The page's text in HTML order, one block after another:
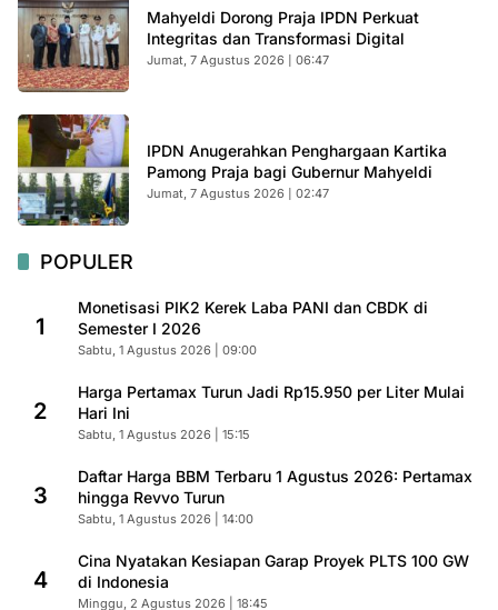
Mahyeldi Dorong Praja IPDN Perkuat
Integritas dan Transformasi Digital
Jumat, 7 Agustus 2026 | 06:47
IPDN Anugerahkan Penghargaan Kartika
Pamong Praja bagi Gubernur Mahyeldi
Jumat, 7 Agustus 2026 | 02:47
POPULER
1
Monetisasi PIK2 Kerek Laba PANI dan CBDK di
Semester I 2026
Sabtu, 1 Agustus 2026 | 09:00
2
Harga Pertamax Turun Jadi Rp15.950 per Liter Mulai
Hari Ini
Sabtu, 1 Agustus 2026 | 15:15
3
Daftar Harga BBM Terbaru 1 Agustus 2026: Pertamax
hingga Revvo Turun
Sabtu, 1 Agustus 2026 | 14:00
4
Cina Nyatakan Kesiapan Garap Proyek PLTS 100 GW
di Indonesia
Minggu, 2 Agustus 2026 | 18:45